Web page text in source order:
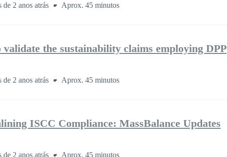
de 2 anos atrás Aprox. 45 minutos
validate the sustainability claims employing DPP
de 2 anos atrás Aprox. 45 minutos
ISCC Compliance: MassBalance Updates
de 2 anos atrás Aprox. 45 minutos